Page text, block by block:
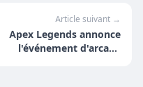
Article suivant →
Apex Legends annonce
l'événement d'arcade